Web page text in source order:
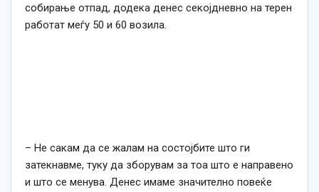
собирање отпад, додека денес секојдневно на терен
работат меѓу 50 и 60 возила.
– Не сакам да се жалам на состојбите што ги
затекнавме, туку да зборувам за тоа што е направено
и што се менува. Денес имаме значително повеќе